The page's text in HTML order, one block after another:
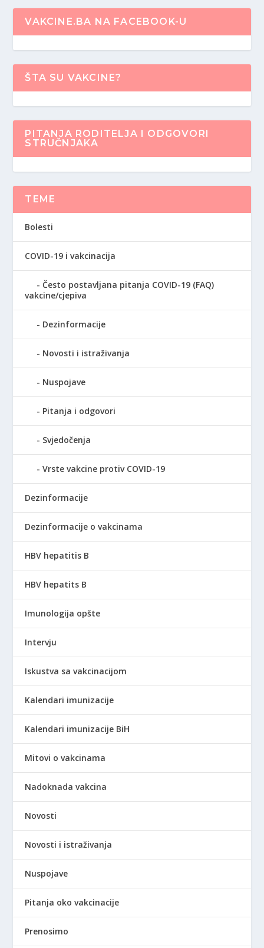
VAKCINE.BA NA FACEBOOK-U
ŠTA SU VAKCINE?
PITANJA RODITELJA I ODGOVORI
STRUČNJAKA
TEME
Bolesti
COVID-19 i vakcinacija
Često postavljana pitanja COVID-19 (FAQ)
vakcine/cjepiva
Dezinformacije
Novosti i istraživanja
Nuspojave
Pitanja i odgovori
Svjedočenja
Vrste vakcine protiv COVID-19
Dezinformacije
Dezinformacije o vakcinama
HBV hepatitis B
HBV hepatits B
Imunologija opšte
Intervju
Iskustva sa vakcinacijom
Kalendari imunizacije
Kalendari imunizacije BiH
Mitovi o vakcinama
Nadoknada vakcina
Novosti
Novosti i istraživanja
Nuspojave
Pitanja oko vakcinacije
Prenosimo